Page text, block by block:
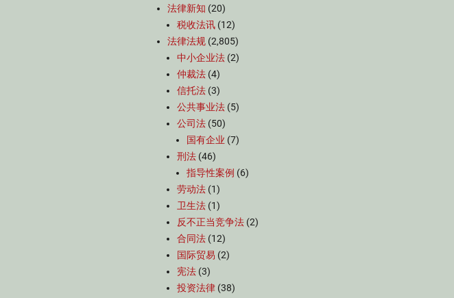
法律新知 (20)
税收法讯 (12)
法律法规 (2,805)
中小企业法 (2)
仲裁法 (4)
信托法 (3)
公共事业法 (5)
公司法 (50)
国有企业 (7)
刑法 (46)
指导性案例 (6)
劳动法 (1)
卫生法 (1)
反不正当竞争法 (2)
合同法 (12)
国际贸易 (2)
宪法 (3)
投资法律 (38)